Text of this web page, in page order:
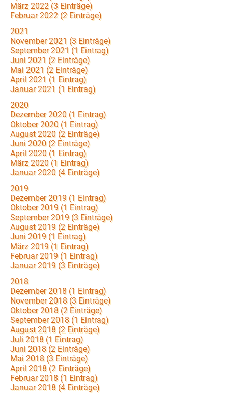
März 2022 (3 Einträge)
Februar 2022 (2 Einträge)
2021
November 2021 (3 Einträge)
September 2021 (1 Eintrag)
Juni 2021 (2 Einträge)
Mai 2021 (2 Einträge)
April 2021 (1 Eintrag)
Januar 2021 (1 Eintrag)
2020
Dezember 2020 (1 Eintrag)
Oktober 2020 (1 Eintrag)
August 2020 (2 Einträge)
Juni 2020 (2 Einträge)
April 2020 (1 Eintrag)
März 2020 (1 Eintrag)
Januar 2020 (4 Einträge)
2019
Dezember 2019 (1 Eintrag)
Oktober 2019 (1 Eintrag)
September 2019 (3 Einträge)
August 2019 (2 Einträge)
Juni 2019 (1 Eintrag)
März 2019 (1 Eintrag)
Februar 2019 (1 Eintrag)
Januar 2019 (3 Einträge)
2018
Dezember 2018 (1 Eintrag)
November 2018 (3 Einträge)
Oktober 2018 (2 Einträge)
September 2018 (1 Eintrag)
August 2018 (2 Einträge)
Juli 2018 (1 Eintrag)
Juni 2018 (2 Einträge)
Mai 2018 (3 Einträge)
April 2018 (2 Einträge)
Februar 2018 (1 Eintrag)
Januar 2018 (4 Einträge)